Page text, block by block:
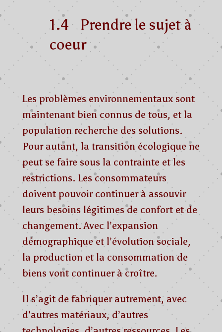
1.4 Prendre le sujet à
coeur
Les problèmes environnementaux sont
maintenant bien connus de tous, et la
population recherche des solutions.
Pour autant, la transition écologique ne
peut se faire sous la contrainte et les
restrictions. Les consommateurs
doivent pouvoir continuer à assouvir
leurs besoins légitimes de confort et de
changement. Avec l’expansion
démographique et l’évolution sociale,
la production et la consommation de
biens vont continuer à croître.
Il s’agit de fabriquer autrement, avec
d’autres matériaux, d’autres